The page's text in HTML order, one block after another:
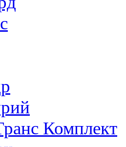
Комплект